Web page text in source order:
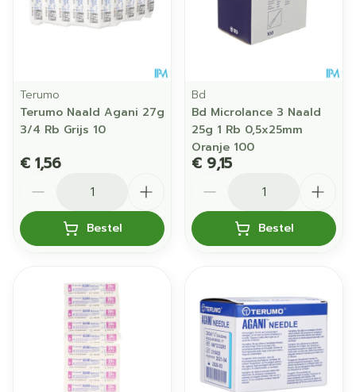
Terumo
Terumo Naald Agani 27g
3/4 Rb Grijs 10
€ 1,56
Bestel
Bd
Bd Microlance 3 Naald
25g 1 Rb 0,5x25mm
Oranje 100
€ 9,15
Bestel